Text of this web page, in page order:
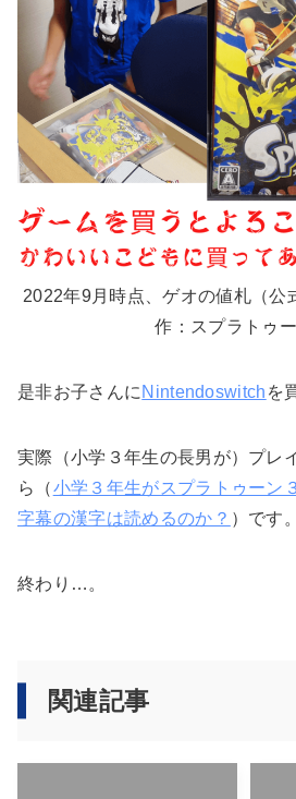
2022年9月時点、ゲオの値札（公
作：スプラトゥ
是非お子さんに Nintendoswitch を
実際（小学３年生の長男が）プレ
ら（小学３年生がスプラトゥーン
字幕の漢字は読めるのか？ ）です。
終わり…。
関連記事